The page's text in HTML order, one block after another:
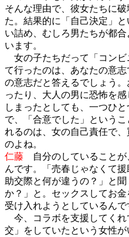
そんな理由で、彼女たちに
た。結果的に「自己決定」
い詰め、むしろ男たちが都
います。
女の子たちだって「コンビ
て行ったのは、あなたの意
の意志だと答えるでしょう
ったり、大人の男に恐怖を
しまったとしても、一つひ
で、「合意でした」という
れるのは、女の自己責任で
のよね。
仁藤 自分のしていることが
んです。「売春じゃなくて
助交際と何が違うの？」と
か？」と。セックスしてお
受け入れようとしているんで
今、コラボを支援してくれ
交」をしていたという女性